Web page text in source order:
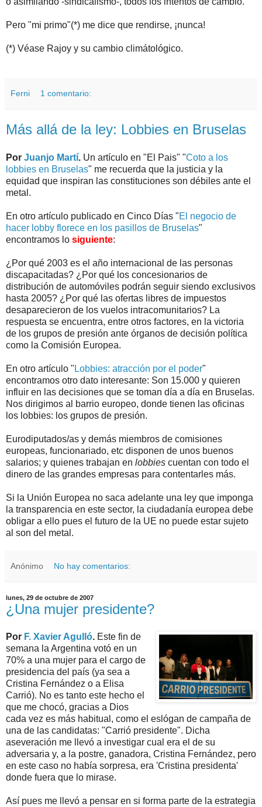
Pero "mi primo"(*) me dice que rendirse, ¡nunca!
(*) Véase Rajoy y su cambio climátológico.
Ferni 1 comentario:
Más allá de la ley: Lobbies en Bruselas
Por Juanjo Martí. Un artículo en "El Pais" "Coto a los
lobbies en Bruselas" me recuerda que la justicia y la
equidad que inspiran las constituciones son débiles ante el
metal.
En otro artículo publicado en Cinco Días "El negocio de
hacer lobby florece en los pasillos de Bruselas"
encontramos lo siguiente:
¿Por qué 2003 es el año internacional de las personas
discapacitadas? ¿Por qué los concesionarios de
distribución de automóviles podrán seguir siendo exclusivos
hasta 2005? ¿Por qué las ofertas libres de impuestos
desaparecieron de los vuelos intracomunitarios? La
respuesta se encuentra, entre otros factores, en la victoria
de los grupos de presión ante órganos de decisión política
como la Comisión Europea.
En otro artículo " Lobbies: atracción por el poder"
encontramos otro dato interesante: Son 15.000 y quieren
influir en las decisiones que se toman día a día en Bruselas.
Nos dirigimos al barrio europeo, donde tienen las oficinas
los lobbies: los grupos de presión.
Eurodiputados/as y demás miembros de comisiones
europeas, funcionariado, etc disponen de unos buenos
salarios; y quienes trabajan en lobbies cuentan con todo el
dinero de las grandes empresas para contentarles más.
Si la Unión Europea no saca adelante una ley que imponga
la transparencia en este sector, la ciudadanía europea debe
obligar a ello pues el futuro de la UE no puede estar sujeto
al son del metal.
Anónimo No hay comentarios:
lunes, 29 de octubre de 2007
¿Una mujer presidente?
Por F. Xavier Agulló. Este fin de
semana la Argentina votó en un
70% a una mujer para el cargo de
presidencia del país (ya sea a
Cristina Fernández o a Elisa
Carrió). No es tanto este hecho el
que me chocó, gracias a Dios
cada vez es más habitual, como el eslógan de campaña de
una de las candidatas: "Carrió presidente". Dicha
aseveración me llevó a investigar cual era el de su
adversaria y, a la postre, ganadora, Cristina Fernández, pero
en este caso no había sorpresa, era 'Cristina presidenta'
donde fuera que lo mirase.
Así pues me llevó a pensar en si forma parte de la estrategia